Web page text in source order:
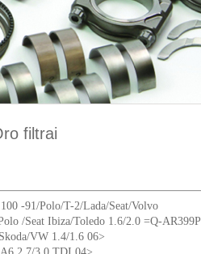
filtrai
-91/Polo/T-2/Lada/Seat/Volvo
/Seat Ibiza/Toledo 1.6/2.0 =Q-
VW 1.4/1.6 06>